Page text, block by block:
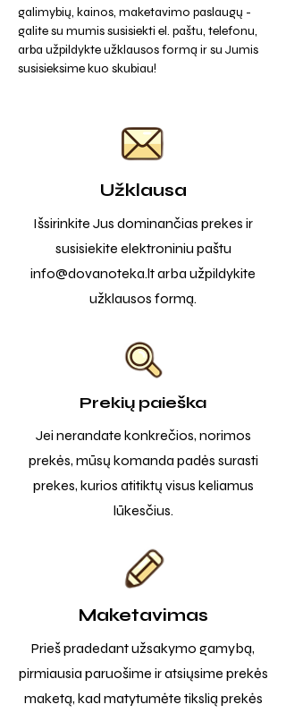
galimybių, kainos, maketavimo paslaugų -
galite su mumis susisiekti el. paštu, telefonu,
arba užpildykte užklausos formą ir su Jumis
susisieksime kuo skubiau!
Užklausa
Išsirinkite Jus dominančias prekes ir
susisiekite elektroniniu paštu
info@dovanoteka.ltarba užpildykite
užklausos formą.
Prekių paieška
Jei nerandate konkrečios, norimos
prekės, mūsų komanda padės surasti
prekes, kurios atitiktų visus keliamus
lūkesčius.
Maketavimas
Prieš pradedant užsakymo gamybą,
pirmiausia paruošime ir atsiųsime prekės
maketą, kad matytumėte tikslią prekės